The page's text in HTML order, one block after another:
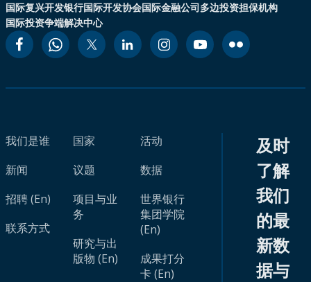
国际复兴开发银行国际开发协会国际金融公司多边投资担保机构
国际投资争端解决中心
我们是谁
新闻
招聘 (En)
联系方式
国家
议题
项目与业
务
研究与出
版物 (En)
活动
数据
世界银行
集团学院
(En)
成果打分
卡 (En)
及时
了解
我们
的最
新数
据与